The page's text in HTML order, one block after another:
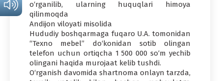
o‘rganilib, ularning huquqlari himoya
qilinmoqda
Andijon viloyati misolida
Hududiy boshqarmaga fuqaro U.A. tomonidan
“Texno mebel” do‘konidan sotib olingan
telefon uchun ortiqcha 1 500 000 so‘m yechib
olingani haqida murojaat kelib tushdi.
O‘rganish davomida shartnoma onlayn tarzda,